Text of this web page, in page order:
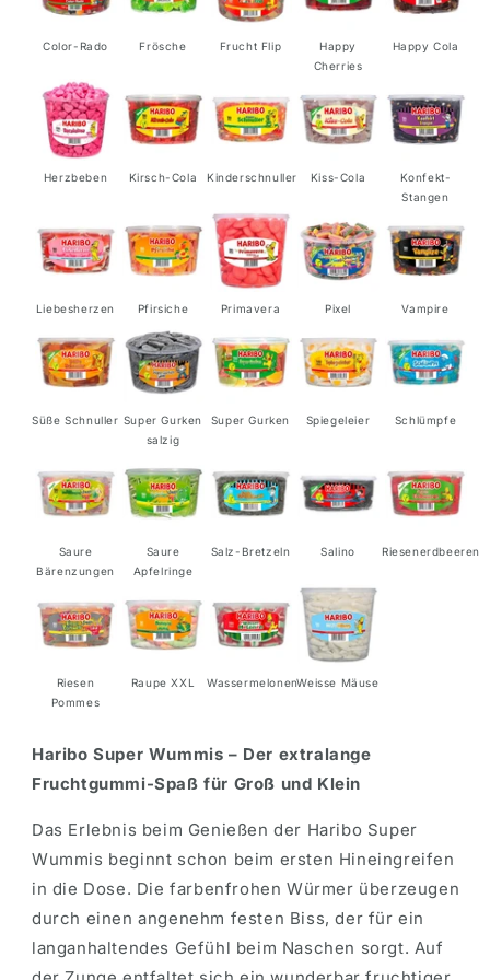
Color-Rado Frösche Frucht Flip
Happy
Cherries
Happy Cola
Herzbeben Kirsch-Cola Kinderschnuller Kiss-Cola
Konfekt-
Stangen
Liebesherzen Pfirsiche Primavera Pixel Vampire
Süße Schnuller Super Gurken
salzig
Super Gurken Spiegeleier Schlümpfe
Saure
Bärenzungen
Saure
Apfelringe
Salz-Bretzeln Salino Riesenerdbeeren
Riesen
Pommes
Raupe XXL WassermelonenWeisse Mäuse
Haribo Super Wummis – Der extralange
Fruchtgummi-Spaß für Groß und Klein
Das Erlebnis beim Genießen der Haribo Super
Wummis beginnt schon beim ersten Hineingreifen
in die Dose. Die farbenfrohen Würmer überzeugen
durch einen angenehm festen Biss, der für ein
langanhaltendes Gefühl beim Naschen sorgt. Auf